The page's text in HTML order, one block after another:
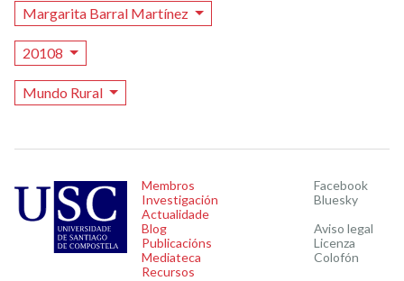
Margarita Barral Martínez
20108
Mundo Rural
Membros
Investigación
Actualidade
Blog
Publicacións
Mediateca
Recursos
Facebook
Bluesky
Aviso legal
Licenza
Colofón